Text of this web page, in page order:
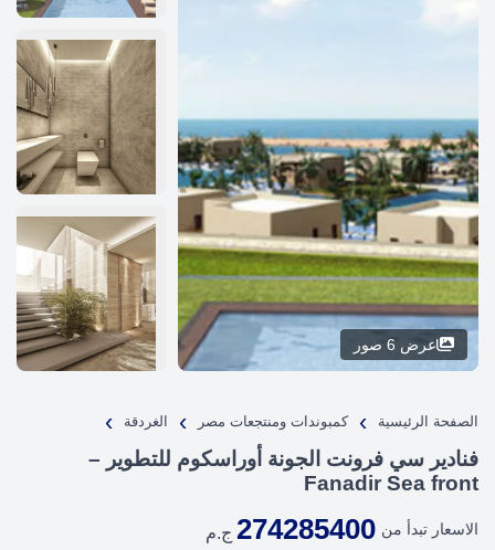
عرض 6 صور
الصفحة الرئيسية › كمبوندات ومنتجعات مصر › الغردقة ›
فنادير سي فرونت الجونة أوراسكوم للتطوير –
Fanadir Sea front
الاسعار تبدأ من 274285400 ج.م